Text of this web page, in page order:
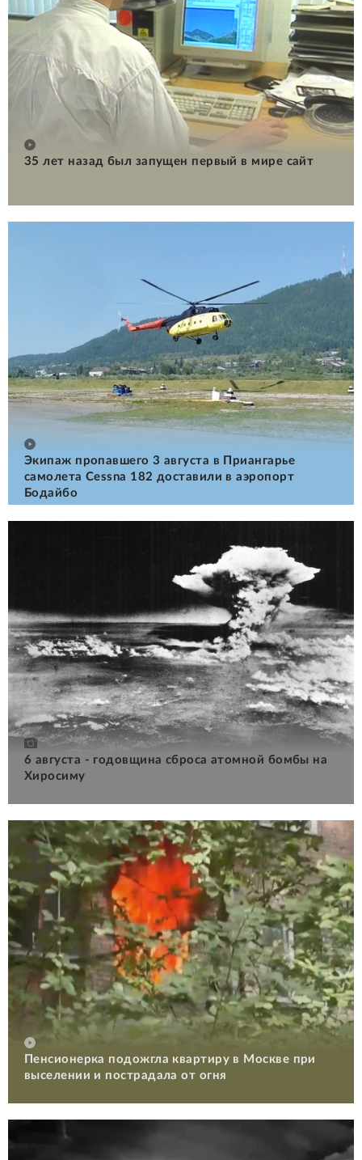
35 лет назад был запущен первый в мире сайт
Экипаж пропавшего 3 августа в Приангарье
самолета Cessna 182 доставили в аэропорт
Бодайбо
6 августа - годовщина сброса атомной бомбы на
Хиросиму
Пенсионерка подожгла квартиру в Москве при
выселении и пострадала от огня